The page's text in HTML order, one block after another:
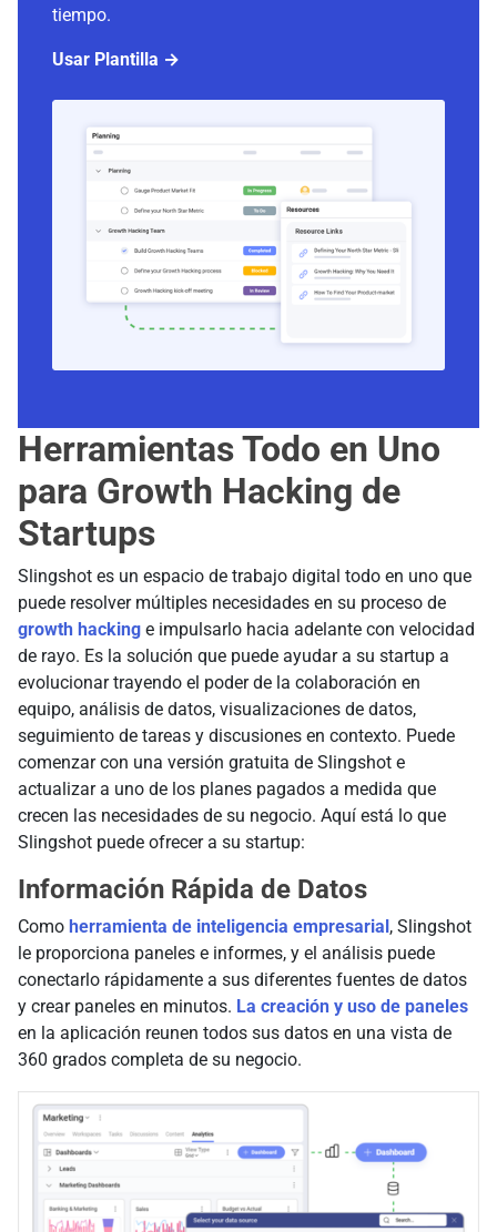
tiempo.
Usar Plantilla →
Herramientas Todo en Uno
para Growth Hacking de
Startups
Slingshot es un espacio de trabajo digital todo en uno que
puede resolver múltiples necesidades en su proceso de
growth hacking e impulsarlo hacia adelante con velocidad
de rayo. Es la solución que puede ayudar a su startup a
evolucionar trayendo el poder de la colaboración en
equipo, análisis de datos, visualizaciones de datos,
seguimiento de tareas y discusiones en contexto. Puede
comenzar con una versión gratuita de Slingshot e
actualizar a uno de los planes pagados a medida que
crecen las necesidades de su negocio. Aquí está lo que
Slingshot puede ofrecer a su startup:
Información Rápida de Datos
Como herramienta de inteligencia empresarial, Slingshot
le proporciona paneles e informes, y el análisis puede
conectarlo rápidamente a sus diferentes fuentes de datos
y crear paneles en minutos. La creación y uso de paneles
en la aplicación reunen todos sus datos en una vista de
360 grados completa de su negocio.